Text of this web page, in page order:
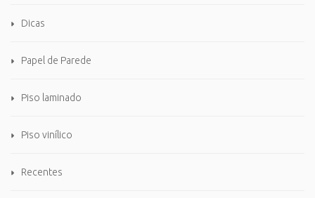
Dicas
Papel de Parede
Piso laminado
Piso vinílico
Recentes